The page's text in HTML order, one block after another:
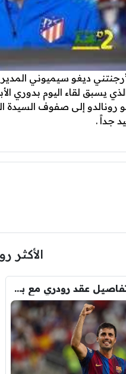
ديغو سيميوني
يسبق لقاء اليوم بدوري
رونالدو إلى صفوف السيدة
جداً .
الأكثر
عاجل : الكشف عن تفاصيل عقد رودري مع برشلونة.. قيمة الصفقة والراتب